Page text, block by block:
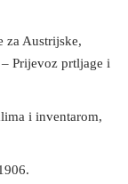
za Austrijske,
Prijevoz prtljage i
i inventarom,